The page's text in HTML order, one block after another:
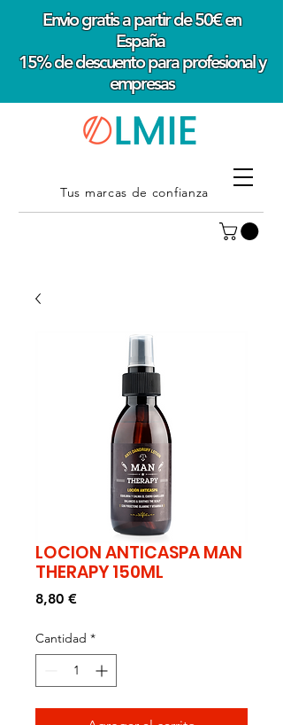
Envio gratis a partir de 50€ en
España
15% de descuento para profesional y
empresas
Tus marcas de confianza
LOCION ANTICASPA MAN
THERAPY 150ML
8,80 €Precio
Cantidad *